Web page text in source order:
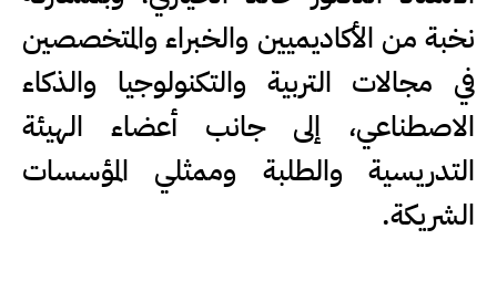
نخبة من الأكاديميين والخبراء والمتخصصين
في مجالات التربية والتكنولوجيا والذكاء
الاصطناعي، إلى جانب أعضاء الهيئة
التدريسية والطلبة وممثلي المؤسسات
الشريكة.